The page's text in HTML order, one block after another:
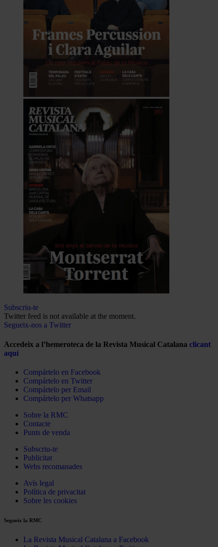
Subscriu-te
Twitter feed is not available at the moment.
Segueix-nos a Twitter
Accedeix a l’hemeroteca de la Revista Musical Catalana clicant
aquí
Compártelo en Facebook
Compártelo en Twitter
Compártelo per Email
Compártelo per Whatsapp
Sobre la RMC
Contacte
Punts de venda
Subscriu-te
Publicitat
Webs recomanades
Avís legal
Política de privacitat
Sobre les cookies
Segueix la RMC
La Revista Musical Catalana a Facebook